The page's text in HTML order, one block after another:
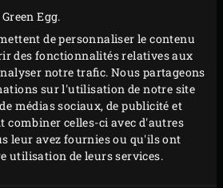
Egg.
de personnaliser le contenu
des fonctionnalités relatives aux
notre trafic. Nous partageons
sur l'utilisation de notre site
médias sociaux, de publicité et
combiner celles-ci avec d'autres
leur avez fournies ou qu'ils ont
utilisation de leurs services.
d’olive dans lefaitout vert
les échalotes et l’ail et faites-les
que les échalotes soient joliment
sèches (curry en poudre,
et graines de moutarde) aux